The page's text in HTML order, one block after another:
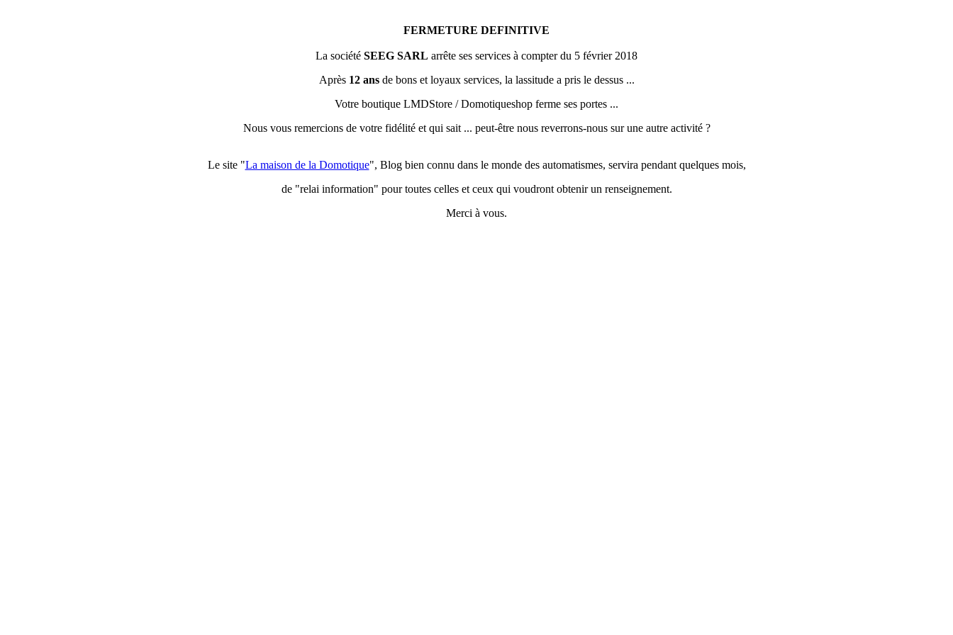
FERMETURE DEFINITIVE
La société SEEG SARL arrête ses services à compter du 5 février 2018
Après 12 ansde bons et loyaux services, la lassitude a pris le dessus ...
Votre boutique LMDStore / Domotiqueshop ferme ses portes ...
Nous vous remercions de votre fidélité et qui sait ... peut-être nous reverrons-nous sur une autre activité ?
Le site "La maison de la Domotique", Blog bien connu dans le monde des automatismes, servira pendant quelques mois,
de "relai information" pour toutes celles et ceux qui voudront obtenir un renseignement.
Merci à vous.